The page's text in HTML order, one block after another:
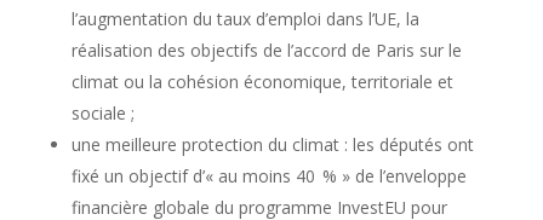
l’augmentation du taux d’emploi dans l’UE, la
réalisation des objectifs de l’accord de Paris sur le
climat ou la cohésion économique, territoriale et
sociale ;
une meilleure protection du climat : les députés ont
fixé un objectif d’« au moins 40 % » de l’enveloppe
financière globale du programme InvestEU pour